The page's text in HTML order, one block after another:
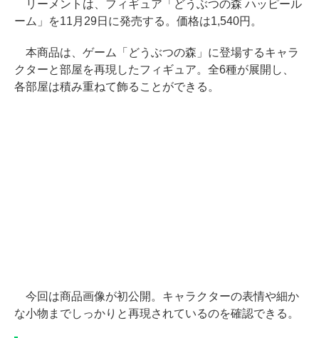
リーメントは、フィギュア「どうぶつの森 ハッピール
ーム」を11月29日に発売する。価格は1,540円。
本商品は、ゲーム「どうぶつの森」に登場するキャラ
クターと部屋を再現したフィギュア。全6種が展開し、
各部屋は積み重ねて飾ることができる。
今回は商品画像が初公開。キャラクターの表情や細か
な小物までしっかりと再現されているのを確認できる。